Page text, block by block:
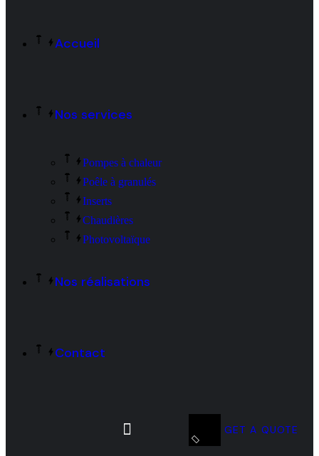
Accueil
Nos services
Pompes à chaleur
Poêle à granulés
Inserts
Chaudières
Photovoltaïque
Nos réalisations
Contact
GET A QUOTE